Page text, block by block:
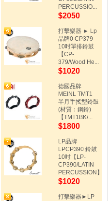
PERCUSSIO...
$2050
打擊樂器 ► Lp
品牌0 CP379
10吋單排鈴鼓
【CP-
379/Wood He...
$1020
德國品牌
MEINL TMT1
半月手搖型鈴鼓
(材質：鋼鈴)
【TMT1BK/...
$1800
LP品牌
LPCP390 鈴鼓
10吋【LP-
CP390/LATIN
PERCUSSION】
$1020
打擊樂器►LP